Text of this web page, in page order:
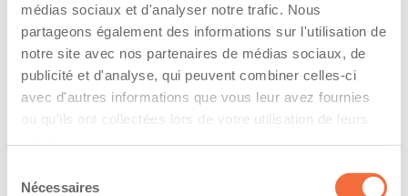
médias sociaux et d'analyser notre trafic. Nous
partageons également des informations sur l'utilisation de
notre site avec nos partenaires de médias sociaux, de
publicité et d'analyse, qui peuvent combiner celles-ci
avec d'autres informations que vous leur avez fournies
ou qu'ils ont collectées lors de votre utilisation de leurs
Nécessaires